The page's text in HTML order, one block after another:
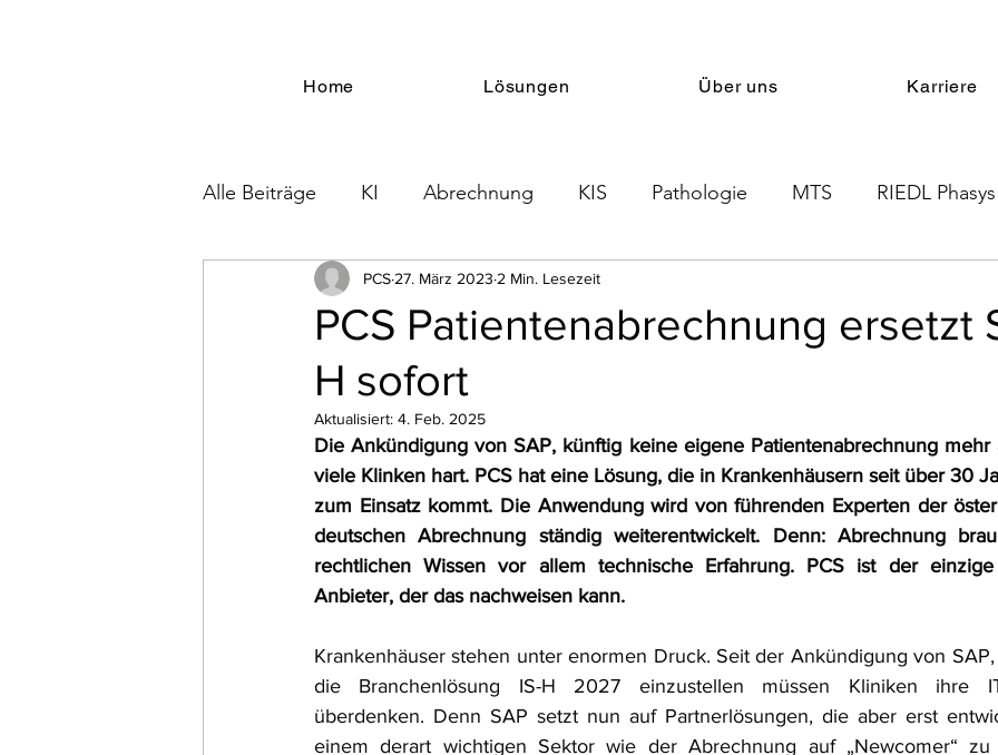
Home Lösungen Über uns Karriere
Alle Beiträge KI Abrechnung KIS Pathologie MTS RIEDL Phasys
Security Blutbanken Therapieplanung
PCS Patientenabrechnung ersetzt
H sofort
PCS 27. März 2023 2 Min. Lesezeit
Aktualisiert: 4. Feb. 2025
Die Ankündigung von SAP, künftig keine eigene Patientenabrechnung mehr
viele Klinken hart. PCS hat eine Lösung, die in Krankenhäusern seit über 30
zum Einsatz kommt. Die Anwendung wird von führenden Experten der
deutschen Abrechnung ständig weiterentwickelt. Denn: Abrechnung
rechtlichen Wissen vor allem technische Erfahrung. PCS ist der einzige
Anbieter, der das nachweisen kann.
Krankenhäuser stehen unter enormen Druck. Seit der Ankündigung von
die Branchenlösung IS-H 2027 einzustellen müssen Kliniken ihre
überdenken. Denn SAP setzt nun auf Partnerlösungen, die aber erst
einem derart wichtigen Sektor wie der Abrechnung auf „Newcomer“ zu